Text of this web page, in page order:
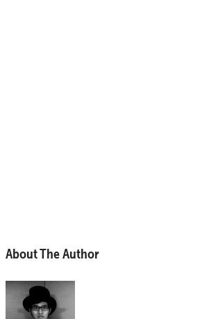
About The Author